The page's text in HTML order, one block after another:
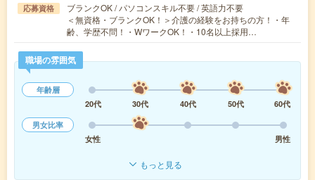
応募資格
ブランクOK / パソコンスキル不要 / 英語力不要
＜無資格・ブランクOK！＞介護の経験をお持ちの方！・年
齢、学歴不問！・WワークOK！・10名以上採用…
職場の雰囲気
年齢層
20代
30代 40代 50代
60代
男女比率
女性
男性
もっと見る